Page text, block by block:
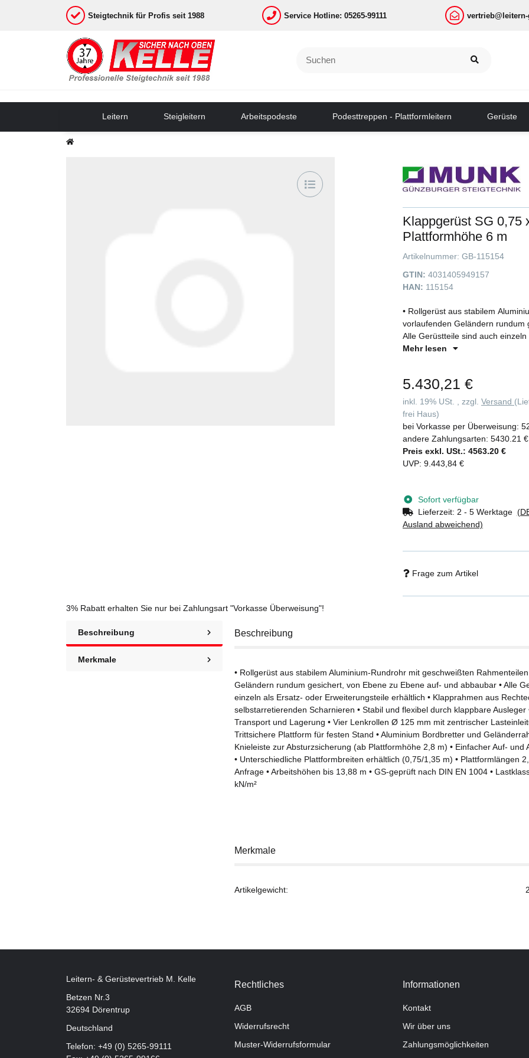
Steigtechnik für Profis seit 1988 Service Hotline: 05265-99111
Leitern Steigleitern Arbeitspodeste Podesttreppen - Plattformleitern Gerüste
Klappgerüst SG 0,75
Plattformhöhe 6 m
Artikelnummer: GB-115154
GTIN: 4031405949157
HAN: 115154
• Rollgerüst aus stabilem
vorlaufenden Geländern rundum
Alle Gerüstteile sind auch
Klapprahmen aus Rechteckrohr-
Vier Lenkrollen Ø 125 mm mit
Plattform für festen Stand •
integrierter Knieleiste zur
und Abbau ohne Werkzeug •
• Plattformlängen 2,45 m und
geprüft nach DIN EN 1004 •
Mehr lesen
5.430,21 €
inkl. 19% USt. , zzgl. Versand
frei Haus)
bei Vorkasse per Überweisung:
andere Zahlungsarten: 5430.21 €
Preis exkl. USt.: 4563.20 €
UVP: 9.443,84 €
Sofort verfügbar
Lieferzeit: 2 - 5 Werktage
Ausland abweichend)
Frage zum Artikel
3% Rabatt erhalten Sie nur bei Zahlungsart "Vorkasse Überweisung"!
Beschreibung
Merkmale
Beschreibung
• Rollgerüst aus stabilem Aluminium-Rundrohr mit geschweißten
Geländern rundum gesichert, von Ebene zu Ebene auf- und abbaubar • Alle
einzeln als Ersatz- oder Erweiterungsteile erhältlich • Klapprahmen aus
selbstarretierenden Scharnieren • Stabil und flexibel durch klappbare Ausleger
Transport und Lagerung • Vier Lenkrollen Ø 125 mm mit zentrischer
Trittsichere Plattform für festen Stand • Aluminium Bordbretter und
Knieleiste zur Absturzsicherung (ab Plattformhöhe 2,8 m) • Einfacher Auf- und
• Unterschiedliche Plattformbreiten erhältlich (0,75/1,35 m) • Plattformlängen
Anfrage • Arbeitshöhen bis 13,88 m • GS-geprüft nach DIN EN 1004 •
kN/m²
Merkmale
Artikelgewicht:
Leitern- & Gerüstevertrieb M. Kelle
Betzen Nr.3
32694 Dörentrup
Deutschland
Telefon: +49 (0) 5265-99111
Rechtliches
AGB
Widerrufsrecht
Muster-Widerrufsformular
Informationen
Kontakt
Wir über uns
Zahlungsmöglichkeiten